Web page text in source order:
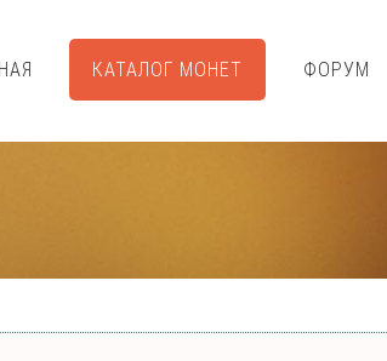
КАТАЛОГ МОНЕТ ФОРУМ